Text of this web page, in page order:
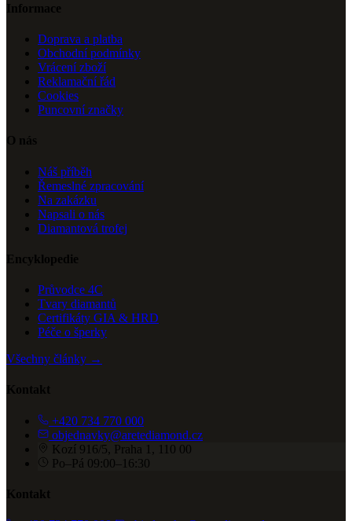
Informace
Doprava a platba
Obchodní podmínky
Vrácení zboží
Reklamační řád
Cookies
Puncovní značky
O nás
Náš příběh
Řemeslné zpracování
Na zakázku
Napsali o nás
Diamantová trofej
Encyklopedie
Průvodce 4C
Tvary diamantů
Certifikáty GIA & HRD
Péče o šperky
Všechny články →
Kontakt
+420 734 770 000
objednavky@aretediamond.cz
Kozí 916/5, Praha 1, 110 00
Po–Pá 09:00–16:30
Kontakt